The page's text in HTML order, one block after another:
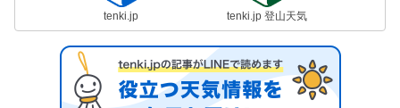
tenki.jp tenki.jp 登山天気